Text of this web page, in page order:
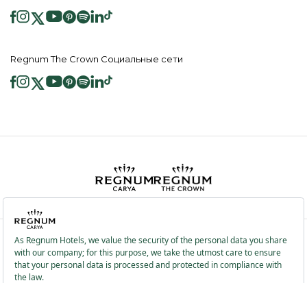
Regnum The Crown Социальные сети
2026 ® Regnum Hotels. Все права защищены.
Политика в отношении
Главная
Информационные